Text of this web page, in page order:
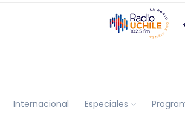
Internacional Especiales